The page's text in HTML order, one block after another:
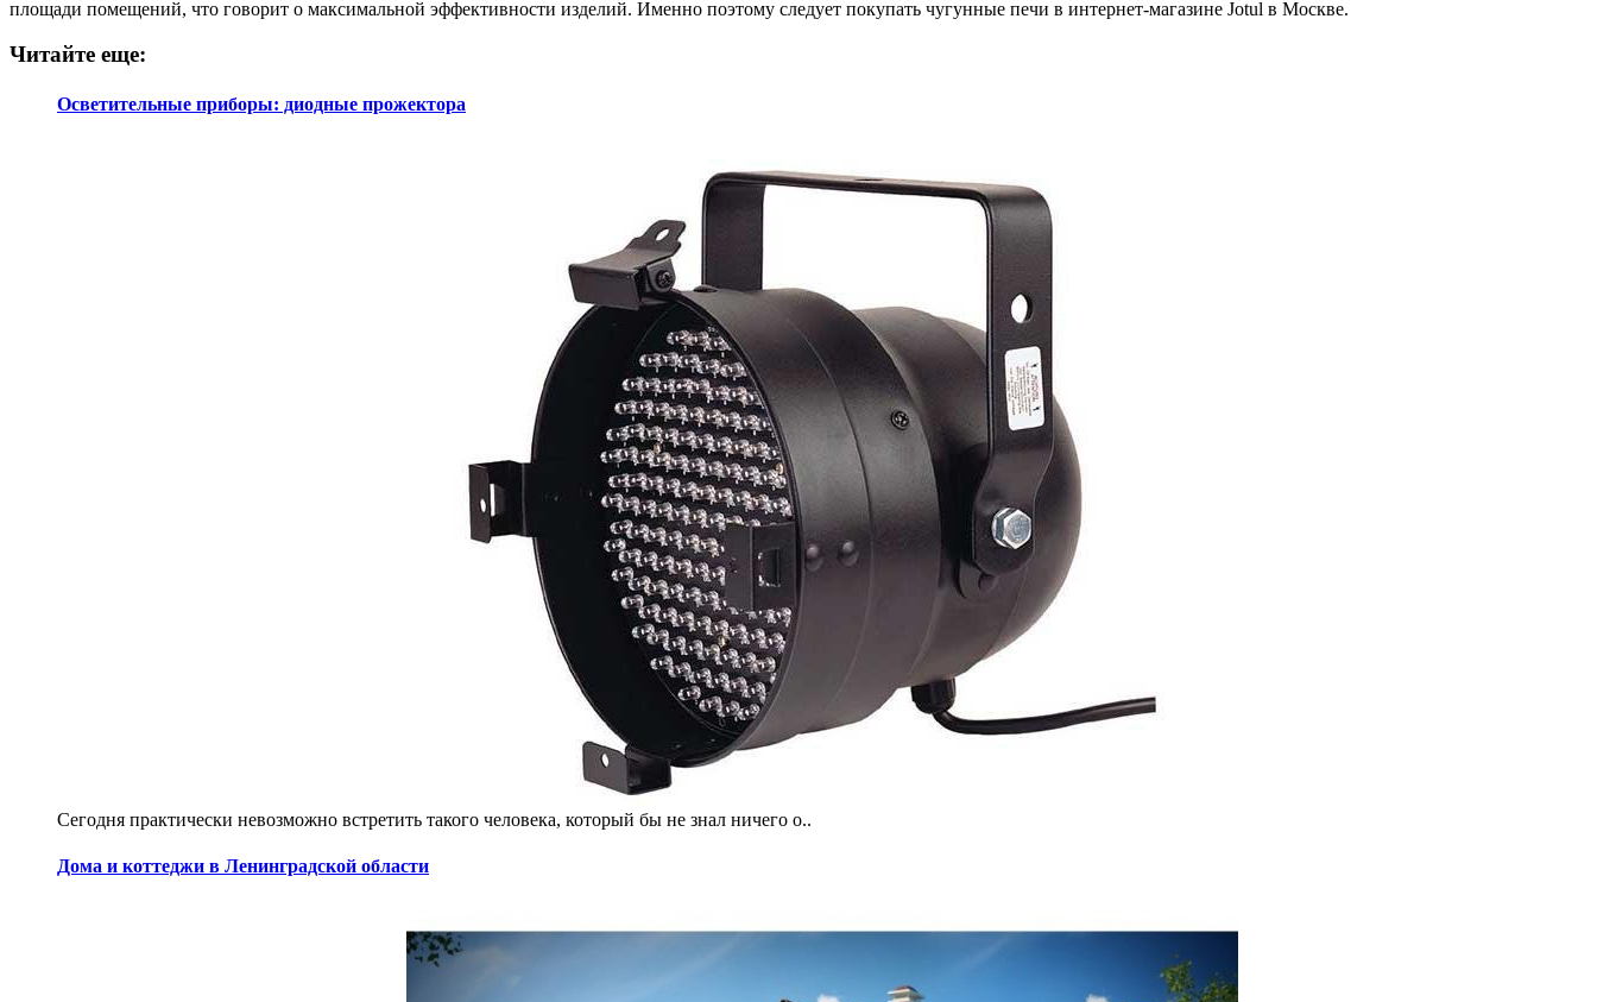
площади помещений, что говорит о максимальной эффективности изделий. Именно поэтому следует покупать чугунные печи в интернет-магазине Jotul в Москве.
Читайте еще:
Осветительные приборы: диодные прожектора
Сегодня практически невозможно встретить такого человека, который бы не знал ничего о..
Дома и коттеджи в Ленинградской области